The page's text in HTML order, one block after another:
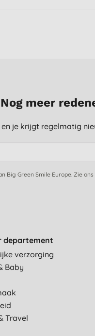
Nog meer
je krijgt regelmatig
Big Green Smile Europe. Zie ons
departement
verzorging
Baby
Travel